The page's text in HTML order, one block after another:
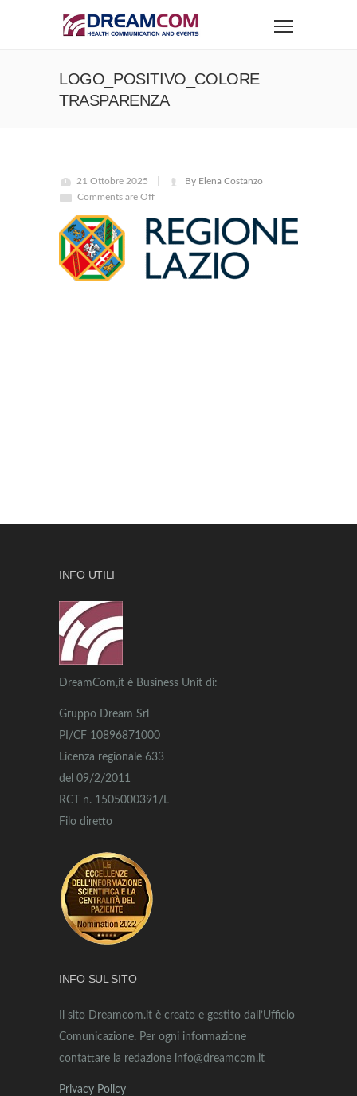
LOGO_POSITIVO_COLORE
TRASPARENZA
21 Ottobre 2025
By Elena Costanzo
Comments are Off
INFO UTILI
DreamCom,it è Business Unit di:
Gruppo Dream Srl
PI/CF 10896871000
Licenza regionale 633
del 09/2/2011
RCT n. 1505000391/L
Filo diretto
INFO SUL SITO
Il sito Dreamcom.it è creato e gestito dall’Ufficio
Comunicazione. Per ogni informazione
contattare la redazione info@dreamcom.it
Privacy Policy